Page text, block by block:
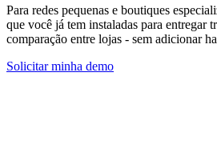
Para redes pequenas e boutiques
que você já tem instaladas para entregar
comparação entre lojas - sem adicionar
Solicitar minha demo